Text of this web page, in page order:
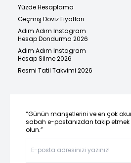
Yüzde Hesaplama
Geçmiş Döviz Fiyatları
Adım Adım Instagram
Hesap Dondurma 2026
Adım Adım Instagram
Hesap Silme 2026
Resmi Tatil Takvimi 2026
“Günün manşetlerini ve en çok
sabah e-postanızdan takip etmek
olun.”